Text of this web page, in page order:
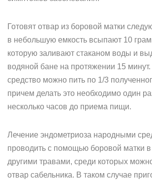
Готовят отвар из боровой матки
в небольшую емкость всыпают 10
которую заливают стаканом воды и
водяной бане на протяжении 15
средство можно пить по 1/3
причем делать это необходимо один
несколько часов до приема пищи.
Лечение эндометриоза народными
проводить с помощью боровой матки в
другими травами, среди которых
отвар сабельника. В таком случае